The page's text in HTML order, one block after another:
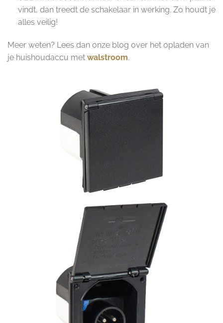
vindt, dan treedt de schakelaar in werking. Zo houdt je
alles veilig!
Meer weten? Lees dan onze blog over het opladen van
je huishoudaccu met walstroom.